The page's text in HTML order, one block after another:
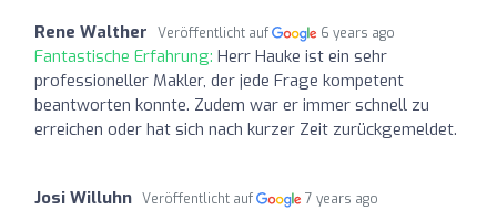
Rene Walther Veröffentlicht auf 6 years ago
Fantastische Erfahrung: Herr Hauke ist ein sehr
professioneller Makler, der jede Frage kompetent
beantworten konnte. Zudem war er immer schnell zu
erreichen oder hat sich nach kurzer Zeit zurückgemeldet.
Josi Willuhn Veröffentlicht auf 7 years ago